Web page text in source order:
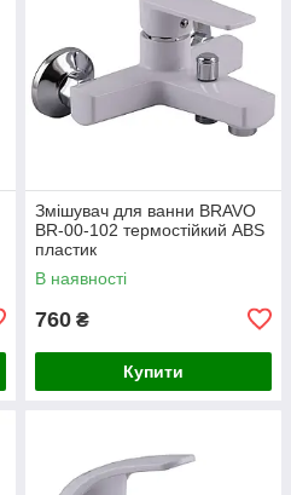
Змішувач для ванни BRAVO
BR-00-102 термостійкий ABS
пластик
В наявності
760 ₴
Купити